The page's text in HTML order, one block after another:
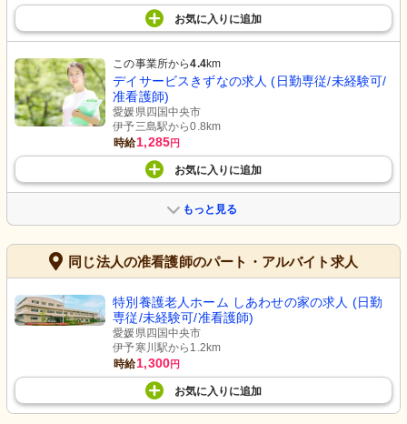
お気に入り に追加
この事業所から4.4km
デイサービスきずなの求人 (日勤専従/未経験可/
准看護師)
愛媛県四国中央市
伊予三島駅から0.8km
時給1,285円
お気に入り に追加
もっと見る
同じ法人の准看護師のパート・アルバイト求人
特別養護老人ホーム しあわせの家の求人 (日勤
専従/未経験可/准看護師)
愛媛県四国中央市
伊予寒川駅から1.2km
時給1,300円
お気に入り に追加